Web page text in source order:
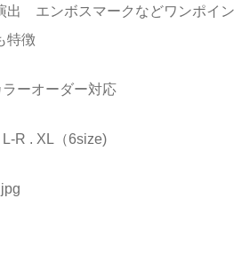
出 エンボスマークなどワンポイン
特徴
ーオーダー対応
R . XL（6size)